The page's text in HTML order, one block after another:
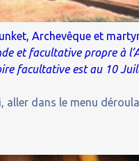
Archevêque et
et facultative propre à
facultative est au 10
dans le menu